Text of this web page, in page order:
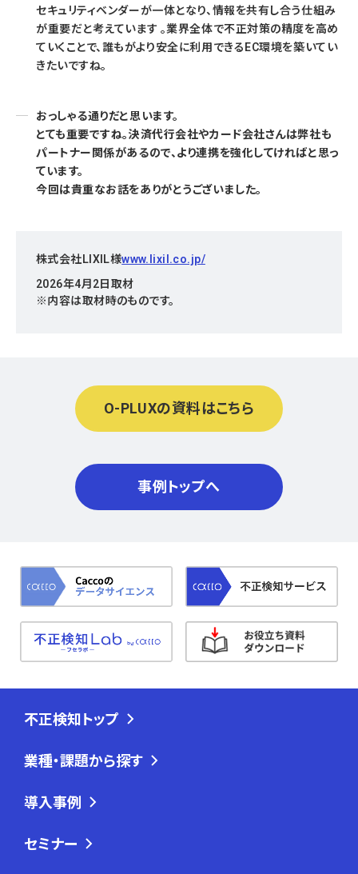
セキュリティベンダーが一体となり、情報を共有し合う仕組み
が重要だと考えています 。業界全体で不正対策の精度を高め
ていくことで、誰もがより安全に利用できるEC環境を築いてい
きたいですね。
おっしゃる通りだと思います。
とても重要ですね。決済代行会社やカード会社さんは弊社も
パートナー関係があるので、より連携を強化してければと思っ
ています。
今回は貴重なお話をありがとうございました。
株式会社LIXIL様www.lixil.co.jp/
2026年4月2日取材
※内容は取材時のものです。
O-PLUXの資料はこちら
事例トップへ
不正検知トップ
業種・課題から探す
導入事例
セミナー